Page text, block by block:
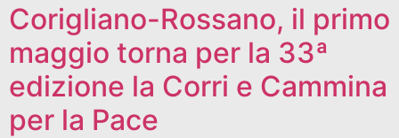
Corigliano-Rossano, il primo
maggio torna per la 33ª
edizione la Corri e Cammina
per la Pace